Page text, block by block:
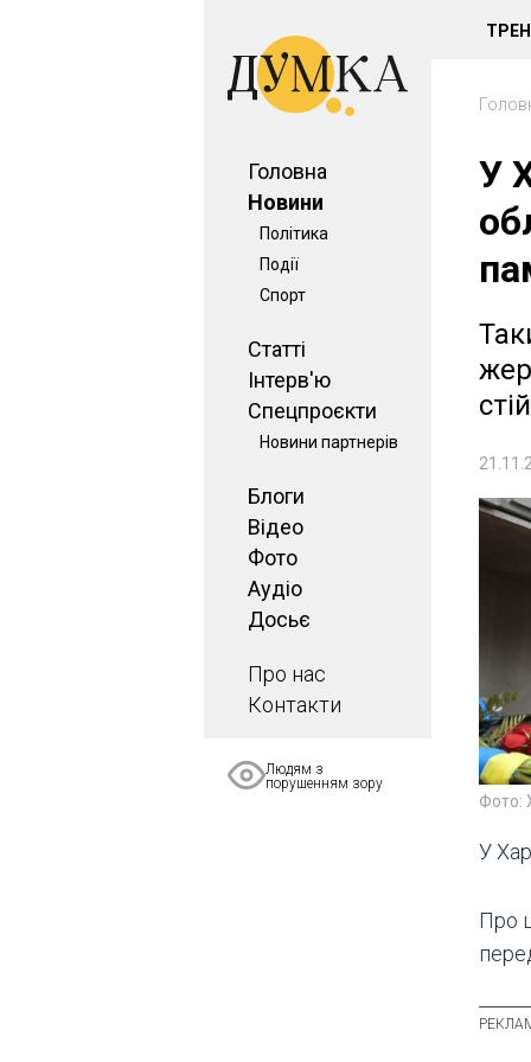
Головна
Новини
Політика
Події
Спорт
Статті
Інтерв'ю
Спецпроєкти
Новини партнерів
Блоги
Відео
Фото
Аудіо
Досьє
Про нас
Контакти
Людям з
порушенням зору
У
Фото:
У
Про